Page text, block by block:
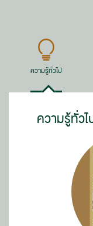
และ
ประชาชน
ทั่วไป
ความรู้ทั่วไป
ความรู้ทั่วไ